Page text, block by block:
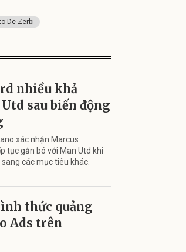
De Zerbi
nhiều khả
sau biến động
xác nhận Marcus
tục gắn bó với Man Utd khi
các mục tiêu khác.
thức quảng
Ads trên